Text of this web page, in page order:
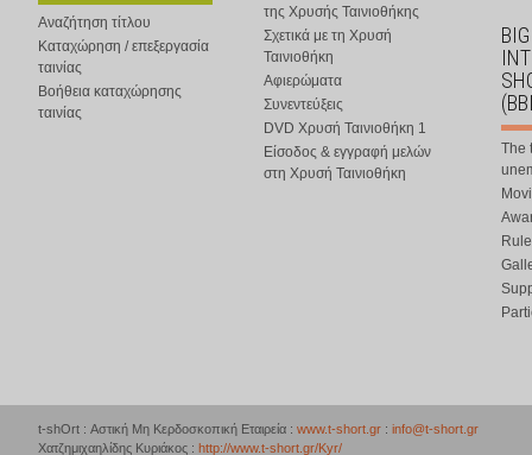
Αναζήτηση τίτλου
Καταχώρηση / επεξεργασία
ταινίας
Βοήθεια καταχώρησης
ταινίας
της Χρυσής Ταινιοθήκης
Σχετικά με τη Χρυσή
Ταινιοθήκη
Αφιερώματα
Συνεντεύξεις
DVD Χρυσή Ταινιοθήκη 1
Είσοδος & εγγραφή μελών
στη Χρυσή Ταινιοθήκη
The
t-shOrt : Αστική Μη Κερδοσκοπική Εταιρεία : www.t-short.gr : info@t-short.gr
Χατζημιχαηλίδης Κυριάκος : http://www.t-short.gr/Kyr/